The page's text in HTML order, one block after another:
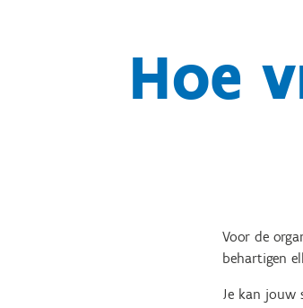
Hoe
Voor de
behartigen
Je kan jouw